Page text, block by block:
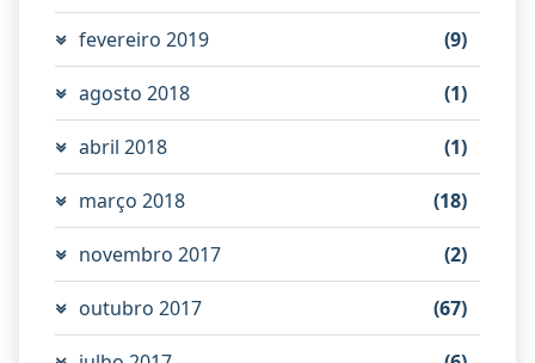
fevereiro 2019 (9)
agosto 2018 (1)
abril 2018 (1)
março 2018 (18)
novembro 2017 (2)
outubro 2017 (67)